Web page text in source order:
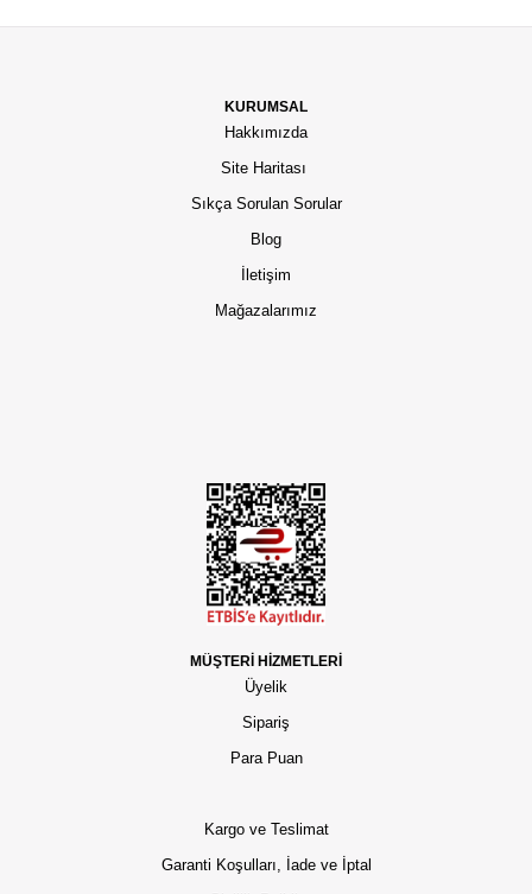
KURUMSAL
Hakkımızda
Site Haritası
Sıkça Sorulan Sorular
Blog
İletişim
Mağazalarımız
MÜŞTERİ HİZMETLERİ
Üyelik
Sipariş
Para Puan
Kargo ve Teslimat
Garanti Koşulları, İade ve İptal